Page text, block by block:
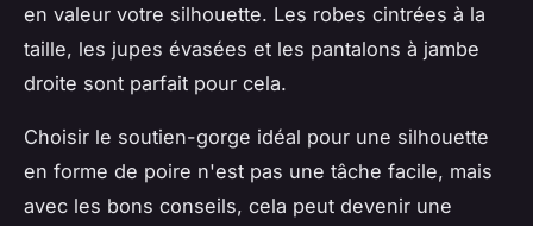
en valeur votre silhouette. Les robes cintrées à la
taille, les jupes évasées et les pantalons à jambe
droite sont parfait pour cela.
Choisir le soutien-gorge idéal pour une silhouette
en forme de poire n'est pas une tâche facile, mais
avec les bons conseils, cela peut devenir une